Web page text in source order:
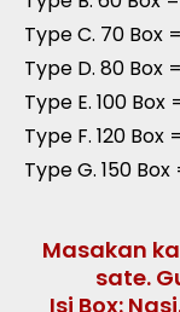
Type C. 70 Box
Type D. 80 Box
Type E. 100 Box
Type F. 120 Box
Type G. 150
Masakan
sate.
Isi Box: